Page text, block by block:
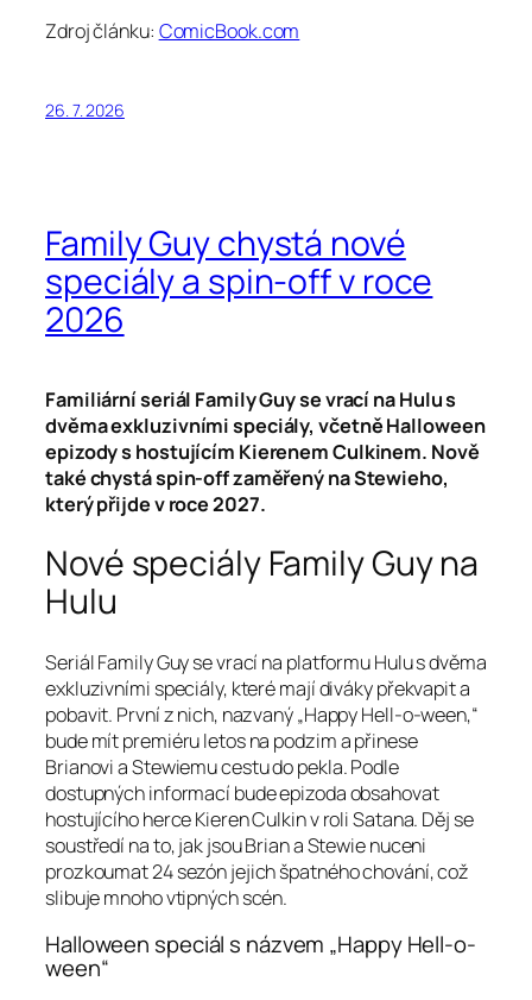
Zdroj článku: ComicBook.com
26. 7. 2026
Family Guy chystá nové
speciály a spin-off v roce
2026
Familiární seriál Family Guy se vrací na Hulu s
dvěma exkluzivními speciály, včetně Halloween
epizody s hostujícím Kierenem Culkinem. Nově
také chystá spin-off zaměřený na Stewieho,
který přijde v roce 2027.
Nové speciály Family Guy na
Hulu
Seriál Family Guy se vrací na platformu Hulu s dvěma
exkluzivními speciály, které mají diváky překvapit a
pobavit. První z nich, nazvaný „Happy Hell-o-ween,“
bude mít premiéru letos na podzim a přinese
Brianovi a Stewiemu cestu do pekla. Podle
dostupných informací bude epizoda obsahovat
hostujícího herce Kieren Culkin v roli Satana. Děj se
soustředí na to, jak jsou Brian a Stewie nuceni
prozkoumat 24 sezón jejich špatného chování, což
slibuje mnoho vtipných scén.
Halloween speciál s názvem „Happy Hell-o-
ween“